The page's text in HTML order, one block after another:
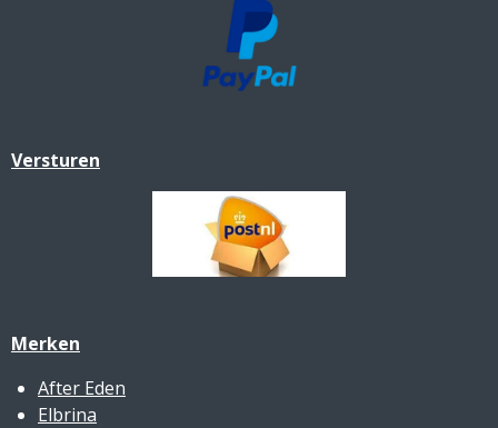
Versturen
Merken
After Eden
Elbrina